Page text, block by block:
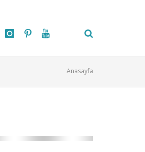
Anasayfa